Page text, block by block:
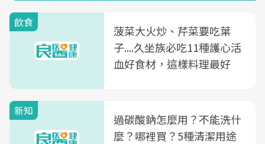
飲食
菠菜大火炒、芹菜要吃葉
子....久坐族必吃11種護心活
血好食材，這樣料理最好
新知
過碳酸鈉怎麼用？不能洗什
麼？哪裡買？5種清潔用途